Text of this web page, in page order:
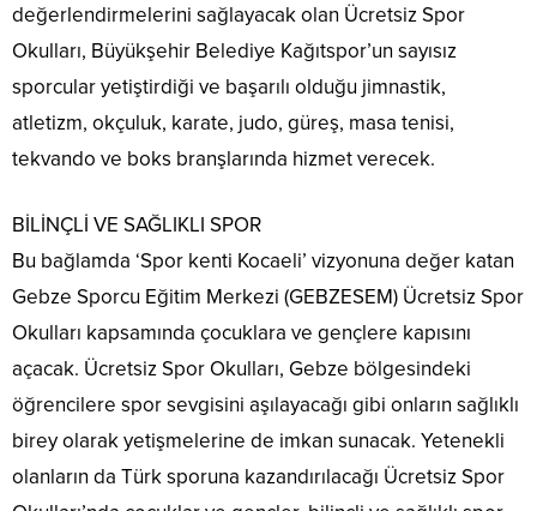
değerlendirmelerini sağlayacak olan Ücretsiz Spor
Okulları, Büyükşehir Belediye Kağıtspor’un sayısız
sporcular yetiştirdiği ve başarılı olduğu jimnastik,
atletizm, okçuluk, karate, judo, güreş, masa tenisi,
tekvando ve boks branşlarında hizmet verecek.
BİLİNÇLİ VE SAĞLIKLI SPOR
Bu bağlamda ‘Spor kenti Kocaeli’ vizyonuna değer katan
Gebze Sporcu Eğitim Merkezi (GEBZESEM) Ücretsiz Spor
Okulları kapsamında çocuklara ve gençlere kapısını
açacak. Ücretsiz Spor Okulları, Gebze bölgesindeki
öğrencilere spor sevgisini aşılayacağı gibi onların sağlıklı
birey olarak yetişmelerine de imkan sunacak. Yetenekli
olanların da Türk sporuna kazandırılacağı Ücretsiz Spor